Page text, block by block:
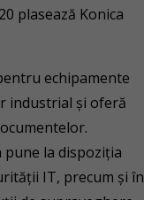
plasează Konica
echipamente
industrial şi oferă
la dispoziția
IT, precum și în